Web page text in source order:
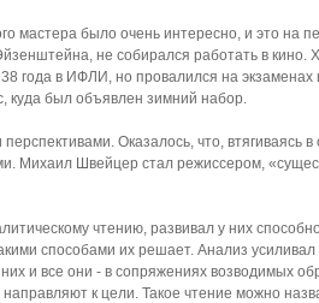
мастера было очень интересно, и это
не собирался работать в кино.
года в ИФЛИ, но провалился на
куда был объявлен зимний набор.
Оказалось, что, втягиваясь
Михаил Швейцер стал режиссером,
чтению, развивал у них
способами их решает. Анализ
и все они - в сопряжениях возводимых
к цели. Такое чтение можно